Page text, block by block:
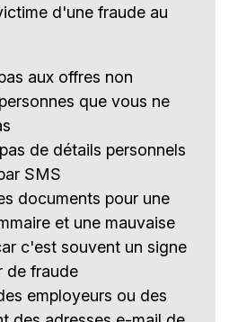
d'une fraude au
aux offres non
que vous ne
de détails personnels
SMS
documents pour une
et une mauvaise
c'est souvent un signe
de fraude
employeurs ou des